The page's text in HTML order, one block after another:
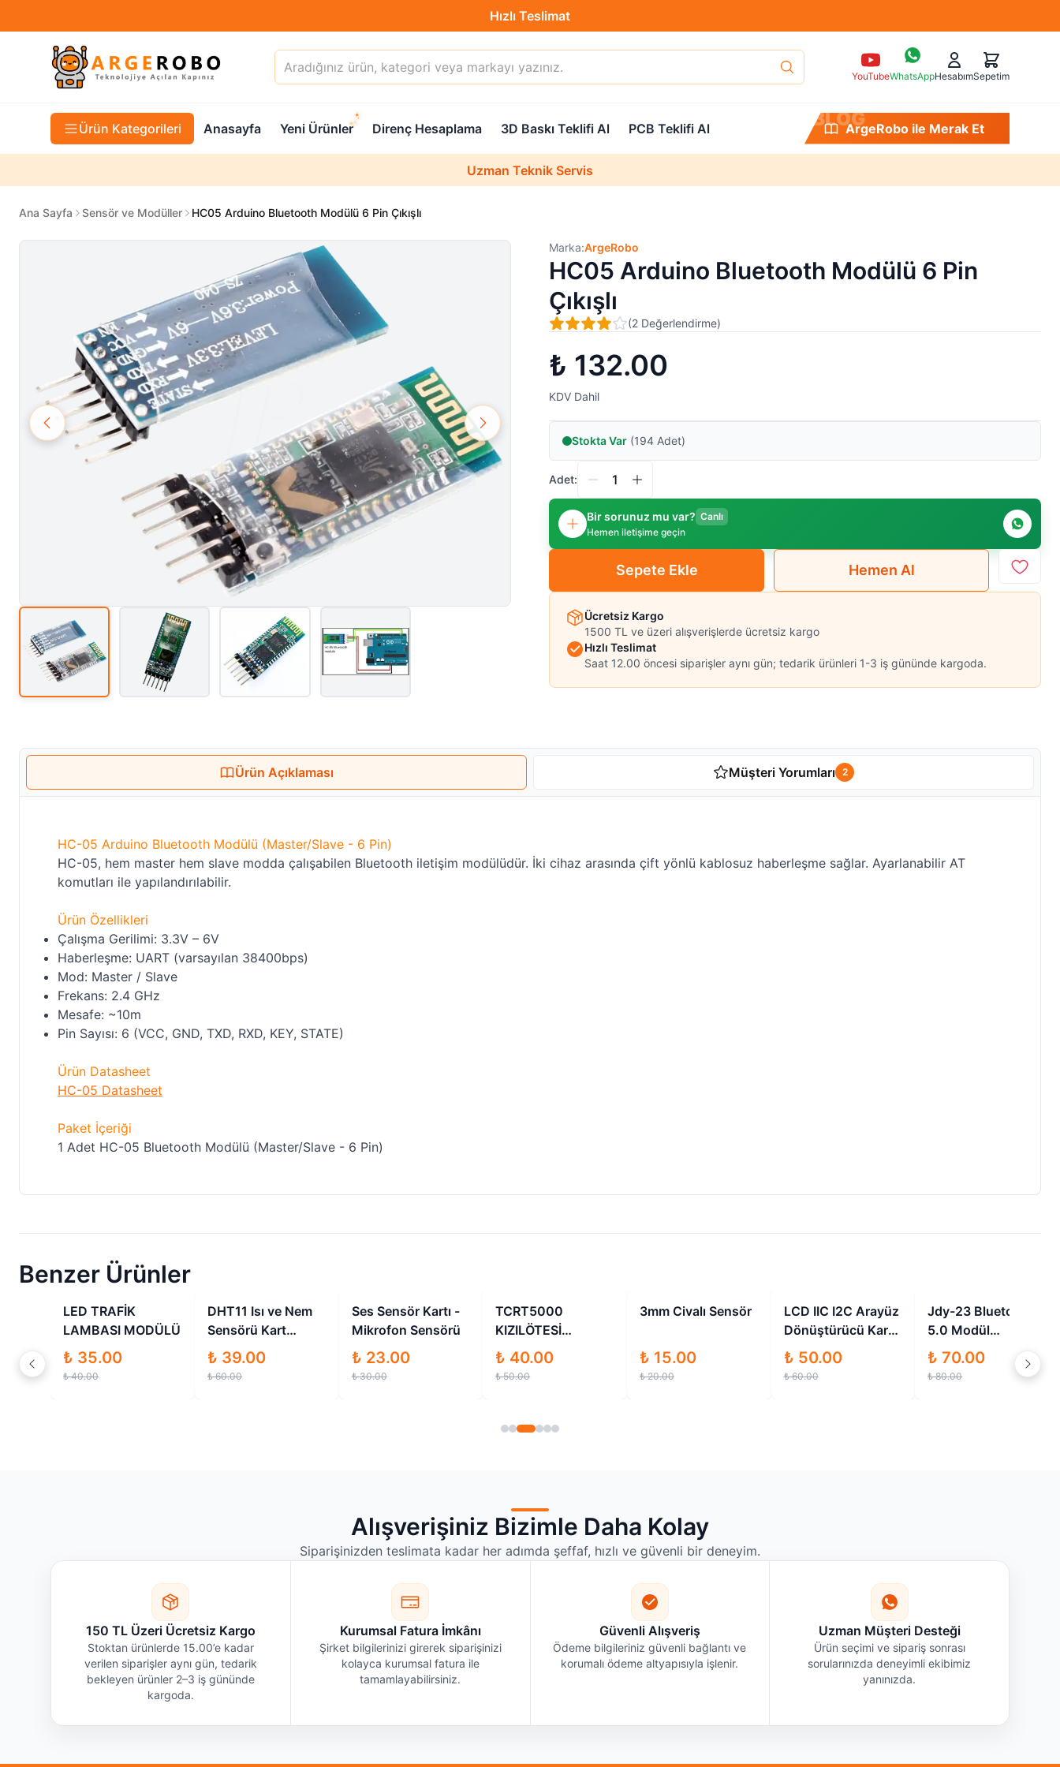
Hızlı Teslimat
YouTubeWhatsAppHesabımSepetim
Ürün Kategorileri Anasayfa Yeni Ürünler Direnç Hesaplama 3D Baskı Teklifi Al PCB Teklifi Al BLOG
ArgeRobo ile Merak Et
Hızlı Teslimat
Uzman Teknik Servis
Ana Sayfa Sensör ve Modüller HC05 Arduino Bluetooth Modülü 6 Pin Çıkışlı
Marka:ArgeRobo
HC05 Arduino Bluetooth Modülü 6 Pin
Çıkışlı
(2 Değerlendirme)
₺ 132.00
KDV Dahil
Stokta Var (194 Adet)
Adet:
Bir sorunuz mu var? Canlı
Hemen iletişime geçin
Sepete Ekle Hemen Al
Ücretsiz Kargo
1500 TL ve üzeri alışverişlerde ücretsiz kargo
Hızlı Teslimat
Saat 12.00 öncesi siparişler aynı gün; tedarik ürünleri 1-3 iş gününde kargoda.
Ürün Açıklaması Müşteri Yorumları 2
HC-05 Arduino Bluetooth Modülü (Master/Slave - 6 Pin)
HC-05, hem master hem slave modda çalışabilen Bluetooth iletişim modülüdür. İki cihaz arasında çift yönlü kablosuz haberleşme sağlar. Ayarlanabilir AT
komutları ile yapılandırılabilir.
Ürün Özellikleri
Çalışma Gerilimi: 3.3V – 6V
Haberleşme: UART (varsayılan 38400bps)
Mod: Master / Slave
Frekans: 2.4 GHz
Mesafe: ~10m
Pin Sayısı: 6 (VCC, GND, TXD, RXD, KEY, STATE)
Ürün Datasheet
HC-05 Datasheet
Paket İçeriği
1 Adet HC-05 Bluetooth Modülü (Master/Slave - 6 Pin)
Benzer Ürünler
LED TRAFİK
LAMBASI MODÜLÜ
₺ 35.00
₺ 40.00
İndirimli
DHT11 Isı ve Nem
Sensörü Kart
Modülü
₺ 39.00
₺ 60.00
İndirimli
Ses Sensör Kartı -
Mikrofon Sensörü
₺ 23.00
₺ 30.00
TCRT5000
KIZILÖTESİ
YANSIMA VE ÇİZGİ
SENSÖR MODÜLÜ
₺ 40.00
₺ 50.00
İndirimli
3mm Civalı Sensör
₺ 15.00
₺ 20.00
İndirimli
LCD IIC I2C Arayüz
Dönüştürücü Kartı
Modülü
₺ 50.00
₺ 60.00
İndirimli
Jdy-23 Bluetooth
5.0 Modül
Kablosuz
Haberleşme
₺ 70.00
₺ 80.00
Alışverişiniz Bizimle Daha Kolay
Siparişinizden teslimata kadar her adımda şeffaf, hızlı ve güvenli bir deneyim.
150 TL Üzeri Ücretsiz Kargo
Stoktan ürünlerde 15.00’e kadar
verilen siparişler aynı gün, tedarik
bekleyen ürünler 2–3 iş gününde
kargoda.
Kurumsal Fatura İmkânı
Şirket bilgilerinizi girerek siparişinizi
kolayca kurumsal fatura ile
tamamlayabilirsiniz.
Güvenli Alışveriş
Ödeme bilgileriniz güvenli bağlantı ve
korumalı ödeme altyapısıyla işlenir.
Uzman Müşteri Desteği
Ürün seçimi ve sipariş sonrası
sorularınızda deneyimli ekibimiz
yanınızda.